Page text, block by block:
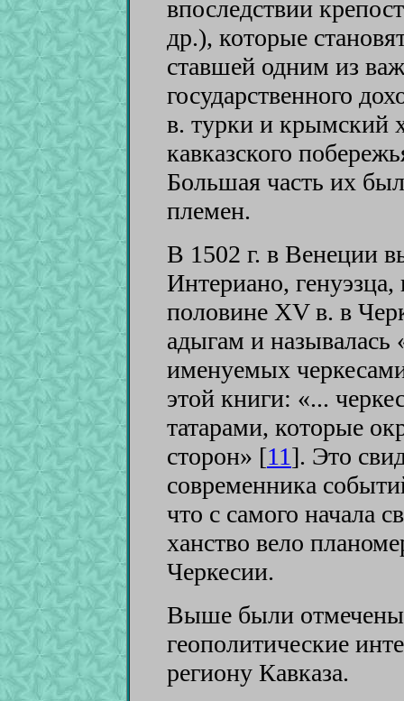
впоследствии
др.), которые
ставшей одним из
государственного
в. турки и крымский
кавказского
Большая часть их
племен.
В 1502 г. в Венеции
Интериано,
половине XV в. в
адыгам и называлась
именуемых
этой книги: «...
татарами, которые
сторон» [11]. Это
современника
что с самого начала
ханство вело
Черкесии.
Выше были отмечены
геополитические
региону Кавказа.